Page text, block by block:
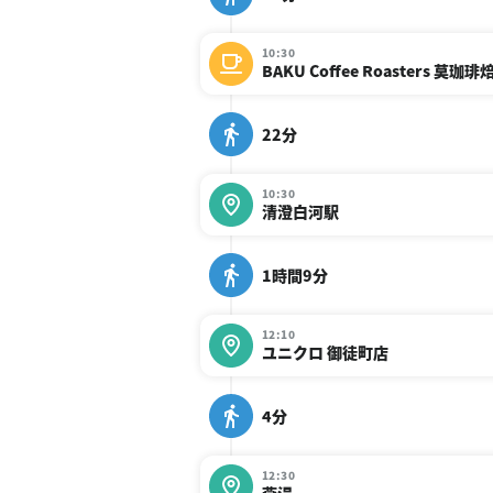
10:30
BAKU Coffee Roasters 莫珈琲
22分
10:30
清澄白河駅
1時間9分
12:10
ユニクロ 御徒町店
4分
12:30